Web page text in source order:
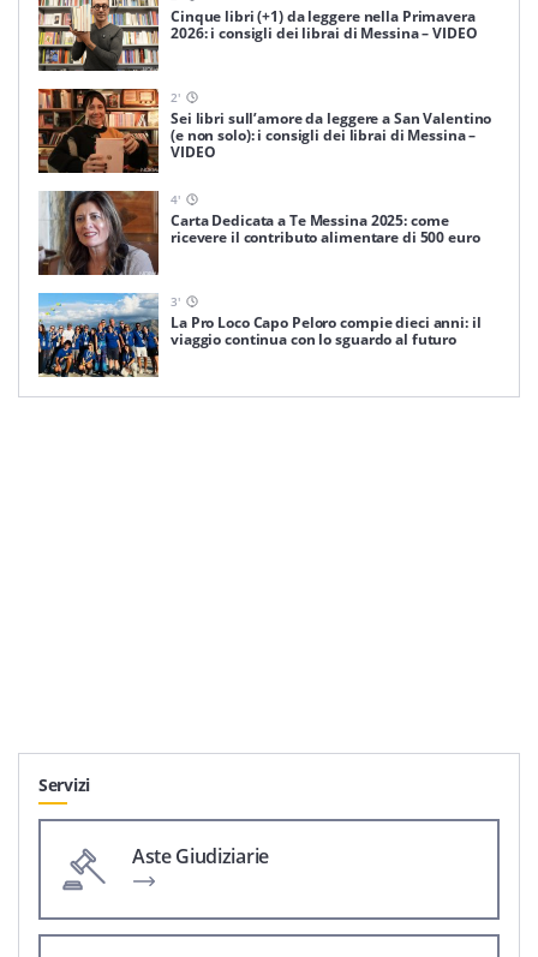
Cinque libri (+1) da leggere nella Primavera
2026: i consigli dei librai di Messina – VIDEO
2'
Sei libri sull’amore da leggere a San Valentino
(e non solo): i consigli dei librai di Messina –
VIDEO
4'
Carta Dedicata a Te Messina 2025: come
ricevere il contributo alimentare di 500 euro
3'
La Pro Loco Capo Peloro compie dieci anni: il
viaggio continua con lo sguardo al futuro
Servizi
Aste Giudiziarie